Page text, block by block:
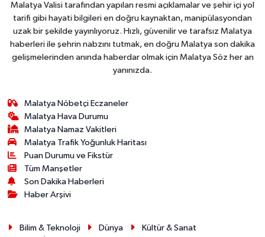
Malatya Valisi tarafından yapılan resmi açıklamalar ve şehir içi yol
tarifi gibi hayati bilgileri en doğru kaynaktan, manipülasyondan
uzak bir şekilde yayınlıyoruz. Hızlı, güvenilir ve tarafsız Malatya
haberleri ile şehrin nabzını tutmak, en doğru Malatya son dakika
gelişmelerinden anında haberdar olmak için Malatya Söz her an
yanınızda.
Malatya Nöbetçi Eczaneler
Malatya Hava Durumu
Malatya Namaz Vakitleri
Malatya Trafik Yoğunluk Haritası
Puan Durumu ve Fikstür
Tüm Manşetler
Son Dakika Haberleri
Haber Arşivi
Bilim & Teknoloji Dünya
Kültür & Sanat